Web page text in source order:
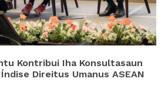
Kontribui Iha Konsultasaun
Direitus Umanus ASEAN